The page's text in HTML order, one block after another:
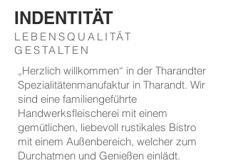
INDENTITÄT
LEBENSQUALITÄT
GESTALTEN
„Herzlich willkommen“ in der Tharandter
Spezialitätenmanufaktur in Tharandt. Wir
sind eine familiengeführte
Handwerksfleischerei mit einem
gemütlichen, liebevoll rustikales Bistro
mit einem Außenbereich, welcher zum
Durchatmen und Genießen einlädt.